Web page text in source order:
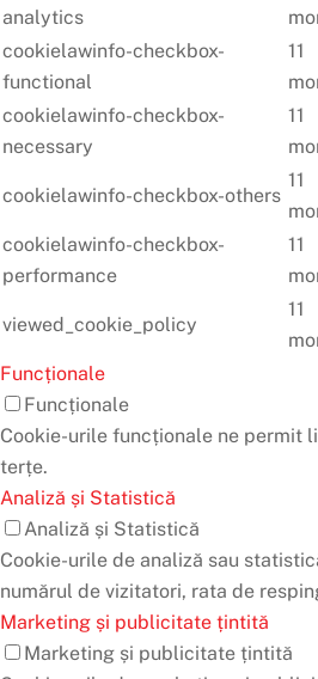
analytics
cookielawinfo-checkbox-
functional
11
cookielawinfo-checkbox-
necessary
11
cookielawinfo-checkbox-others
11
cookielawinfo-checkbox-
performance
11
viewed_cookie_policy
11
Funcționale
Funcționale
Cookie-urile funcționale ne permit
terțe.
Analiză și Statistică
Analiză și Statistică
Cookie-urile de analiză sau
numărul de vizitatori, rata de
Marketing și publicitate țintită
Marketing și publicitate țintită